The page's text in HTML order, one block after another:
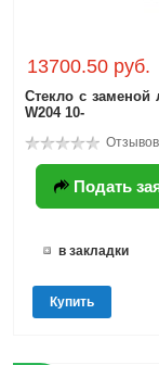
13700.50 руб.
Стекло с заменой
W204 10-
Подать
в закладки
Купить